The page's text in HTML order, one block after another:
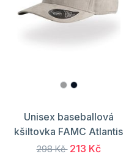
Unisex baseballová
kšiltovka FAMC Atlantis
298 Kč 213 Kč